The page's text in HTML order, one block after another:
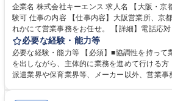
企業名 株式会社キーエンス 求人名 【大阪・京都・滋賀】営業事務 ※未経
験可 仕事の内容 【仕事内容】大阪営業所、京都営業所、滋賀営業所いず
れかにて営業事務をお任せ。 【詳細】電話応
の作成・カタログ送付・来客対応・営業所内で
善をお任せ。 【教育制度】ご入社後、育成担当とペアになりながらOJTに
て業務を覚えていただくことが可能です。業
れているため、スムーズに仕事に慣れることが
必要な経験・能力等
必要な経験・能力等 【必須】■協調性を持って
を出しながら、主体的に業務を進めて行ける
派遣業界や保育業界等、メーカー以外、営業事